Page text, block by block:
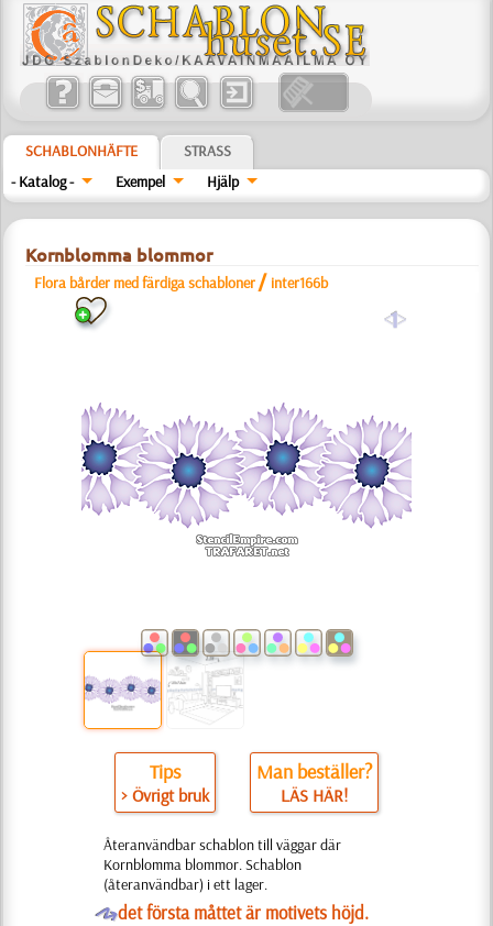
SCHABLONHÄFTE
STRASS
- Katalog -
Exempel Hjälp
Kornblomma blommor
Flora bårder med färdiga schabloner / inter166b
a
Tips
> Övrigt bruk
Man beställer?
LÄS HÄR!
Återanvändbar schablon till väggar där
Kornblomma blommor. Schablon
(återanvändbar) i ett lager.
Odet första måttet är motivets höjd.